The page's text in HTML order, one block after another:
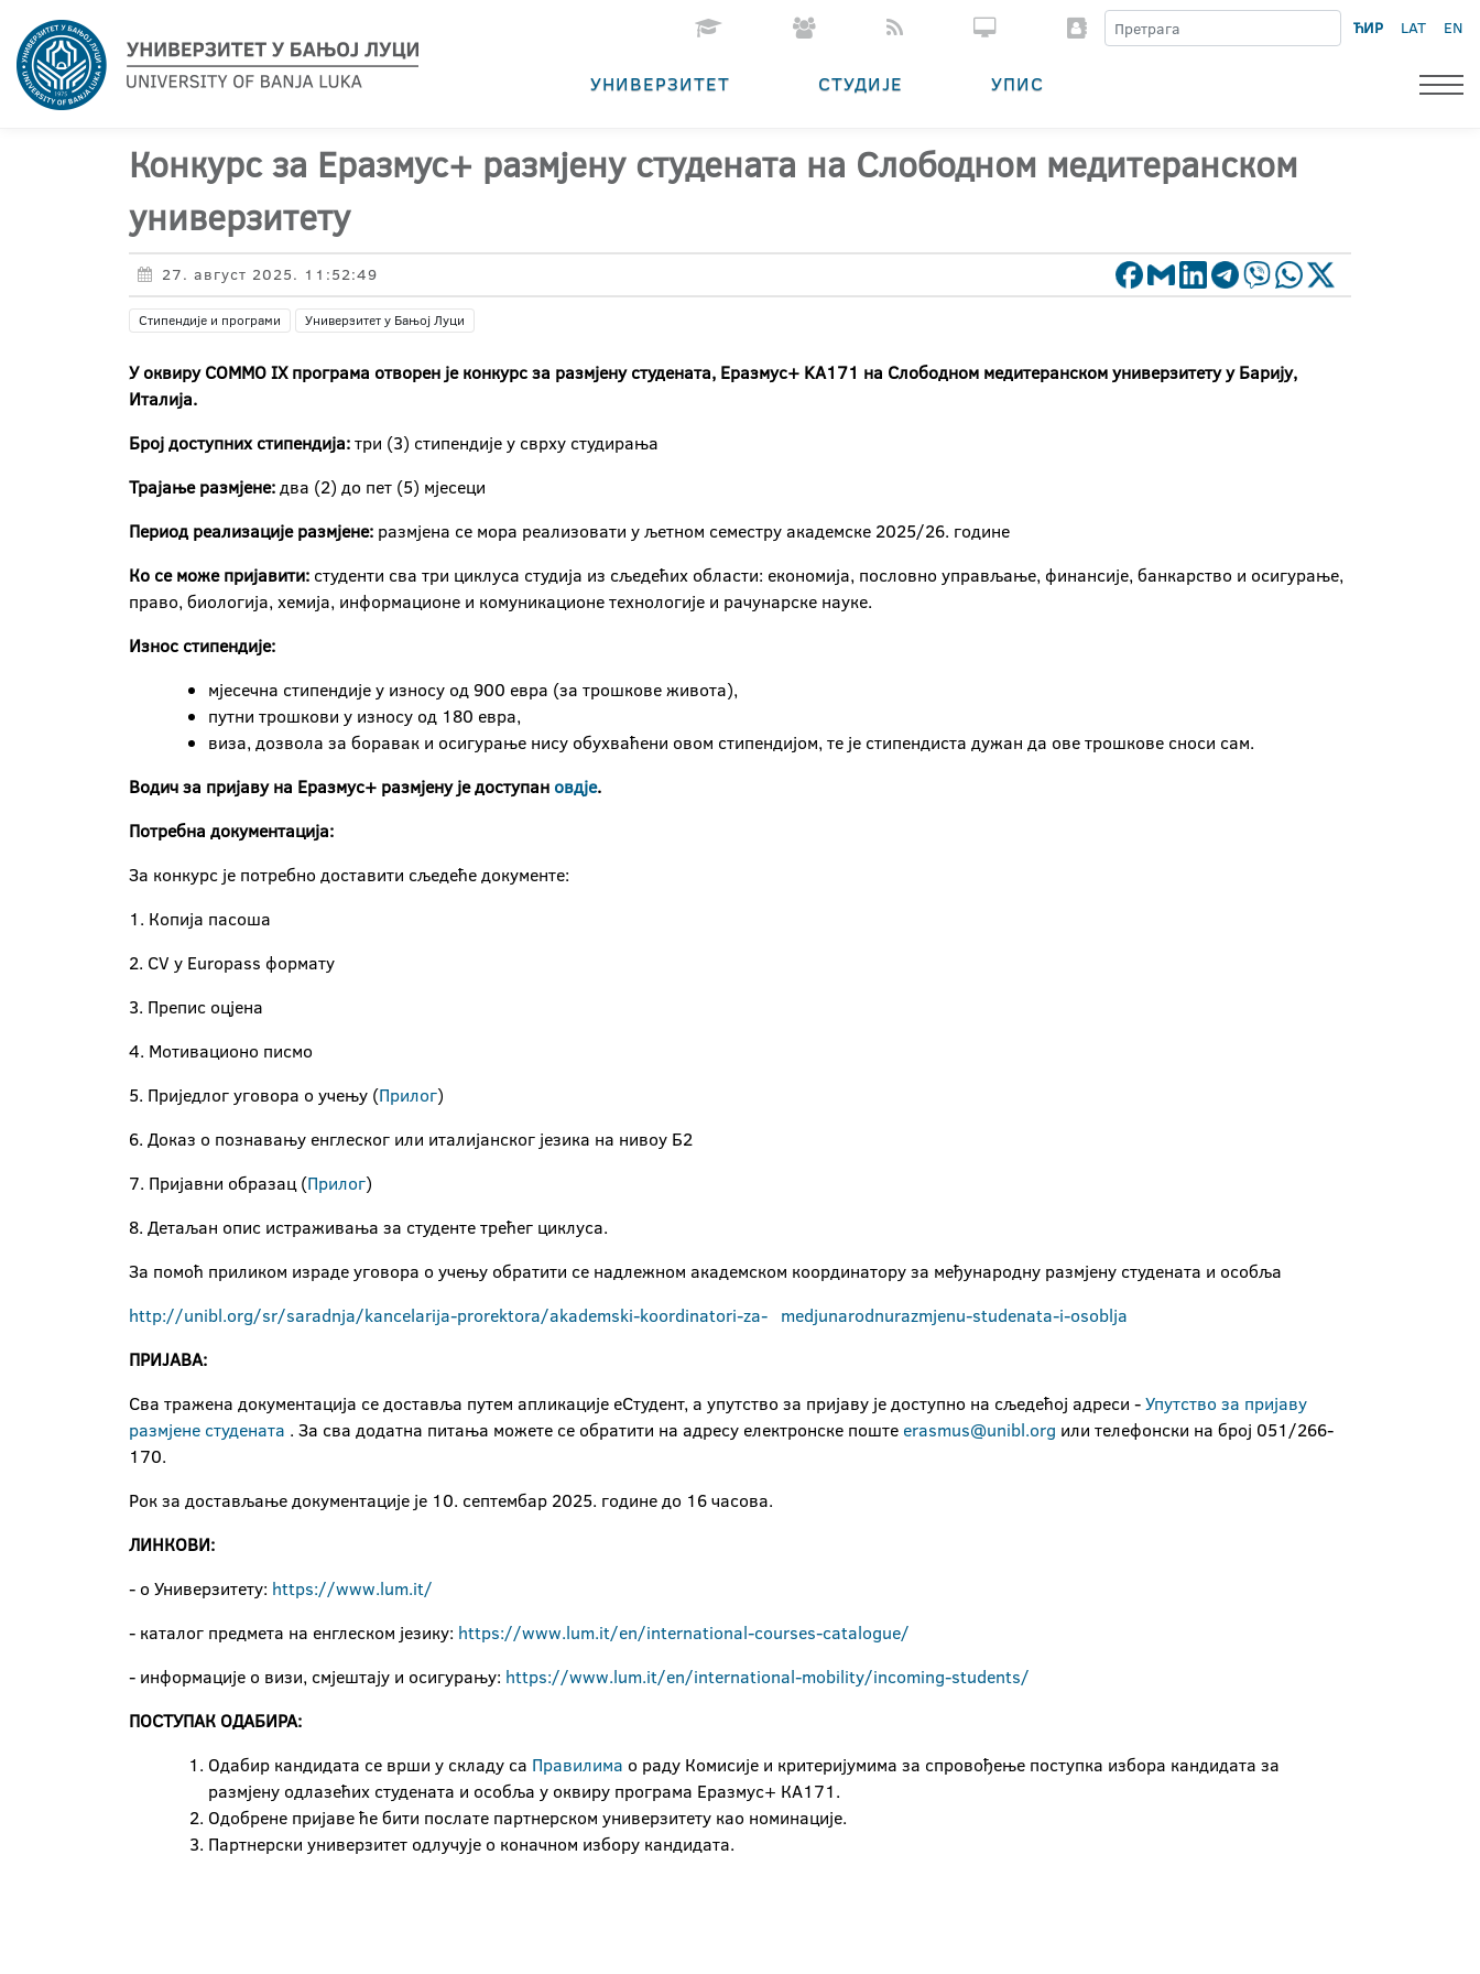
ЋИР LAT EN
УНИВЕРЗИТЕТ СТУДИЈЕ УПИС
Конкурс за Еразмус+ размјену студената на Слободном медитеранском
универзитету
27. август 2025. 11:52:49
Стипендије и програми Универзитет у Бањој Луци
У оквируCOMMOIXпрограма отворен је конкурс за размјену студената, Еразмус+ KA171 на Слободном медитеранском универзитету у Барију,
Италија.
Број доступних стипендија:три (3) стипендије у сврху студирања
Трајање размјене:два (2) до пет (5) мјесеци
Период реализацијеразмјене: размјена се мора реализовати у љетном семестру академске 2025/26. године
Ко се може пријавити: студенти cва три циклуса студија из сљедећих области: економија, пословно управљање, финансије, банкарство и осигурање,
право, биологија, хемија, информационе и комуникационе технологије и рачунарске науке.
Износ стипендије:
мјесечна стипендије у износу од 900 евра (за трошкове живота),
путни трошкови у износу од 180 евра,
виза, дозвола за боравак и осигурање нису обухваћени овом стипендијом, те је стипендиста дужан да ове трошкове сноси сам.
Водич за пријаву на Еразмус+ размјену је доступан овдје.
Потребна документација:
За конкурс је потребно доставити сљедеће документе:
1. Копија пасоша
2. CV у Europass формату
3. Препис оцјена
4. Мотивационо писмо
5. Приједлог уговора о учењу (Прилог)
6. Доказ о познавању енглеског или италијанског језика на нивоу Б2
7. Пријавни образац (Прилог)
8. Детаљан опис истраживања за студенте трећег циклуса.
За помоћ приликом израде уговора о учењу обратити се надлежном академском координатору за међународну размјену студената и особља
http://unibl.org/sr/saradnja/kancelarija-prorektora/akademski-koordinatori-za- medjunarodnurazmjenu-studenata-i-osoblja
ПРИЈАВА:
Сва тражена документација се доставља путем апликације еСтудент, а упутство за пријаву је доступно на сљедећој адреси -Упутство за пријаву
размјене студената . За сва додатна питања можете се обратити на адресу електронске поште erasmus@unibl.org или телефонски на број 051/266-
170.
Рок за достављање документације је 10. септембар 2025. године до 16 часова.
ЛИНКОВИ:
- о Универзитету: https://www.lum.it/
- каталог предмета на енглеском језику: https://www.lum.it/en/international-courses-catalogue/
- информације о визи, смјештају и осигурању: https://www.lum.it/en/international-mobility/incoming-students/
ПОСТУПАК ОДАБИРА:
Одабир кандидата се врши у складу са Правилима о раду Комисије и критеријумима за спровођење поступка избора кандидата за
размјену одлазећих студената и особља у оквиру програма Еразмус+ КА171.
Одобрене пријаве ће бити послате партнерском универзитету као номинације.
Партнерски универзитет одлучује о коначном избору кандидата.